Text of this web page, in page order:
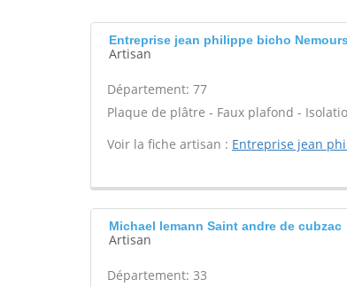
Entreprise jean philippe bicho Nemours
Artisan
Département: 77
Plaque de plâtre - Faux plafond -
Voir la fiche artisan : Entreprise jean
Michael lemann Saint andre de cubzac
Artisan
Département: 33